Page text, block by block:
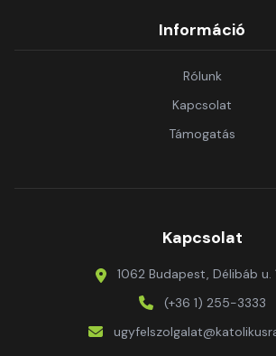
Információ
Rólunk
Kapcsolat
Támogatás
Kapcsolat
1062 Budapest, Délibáb u.
(+36 1) 255-3333